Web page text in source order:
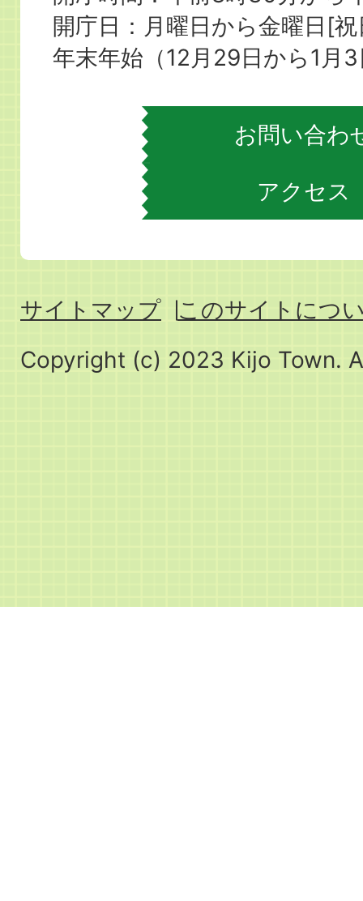
役
場
開庁日：月曜日から金曜日[
年末年始（12月29日から1月
お問い合わ
アクセス
サイトマップ
このサイトにつ
Copyright (c) 2023 Kijo Town.